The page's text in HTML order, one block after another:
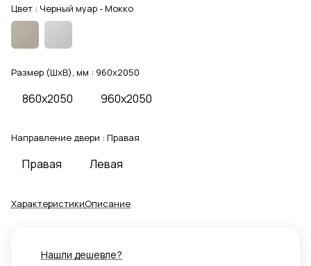
Цвет : Черный муар - Мокко
Размер (ШхВ), мм : 960x2050
860x2050 960x2050
Направление двери : Правая
Правая Левая
ХарактеристикиОписание
Нашли дешевле?